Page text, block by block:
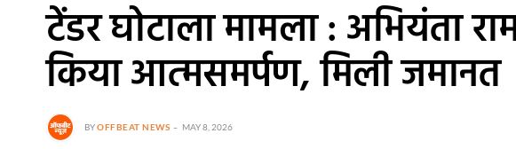
टेंडर घोटाला मामला : अभियंता
किया आत्मसमर्पण, मिली जमानत
BYOFFBEAT NEWS MAY 8, 2026